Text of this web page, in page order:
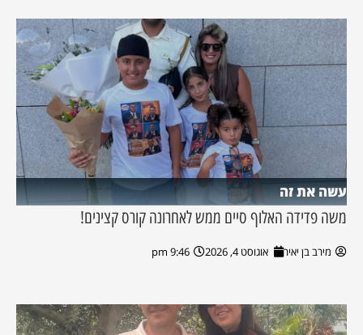
עשה את זה
משה פדידה האלוף סיים ממש לאחרונה קורס קצינים!
מירב בן יאיר אוגוסט 4, 2026 9:46 pm